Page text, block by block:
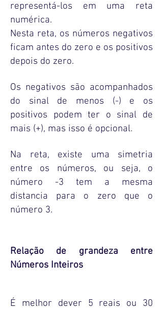
representá-los em uma reta
numérica.
Nesta reta, os números negativos
ficam antes do zero e os positivos
depois do zero.
Os negativos são acompanhados
do sinal de menos (-) e os
positivos podem ter o sinal de
mais (+), mas isso é opcional.
Na reta, existe uma simetria
entre os números, ou seja, o
número -3 tem a mesma
distancia para o zero que o
número 3.
Relação de grandeza entre
Números Inteiros
É melhor dever 5 reais ou 30